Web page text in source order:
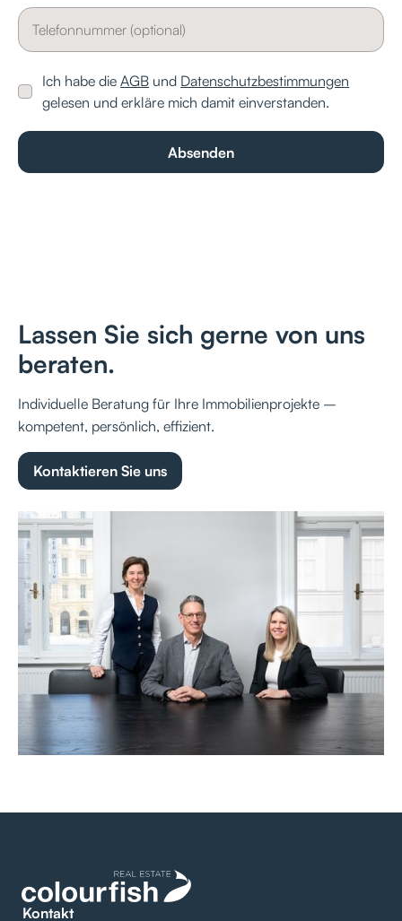
Ich habe dieAGB und Datenschutzbestimmungen
gelesen und erkläre mich damit einverstanden.
Lassen Sie sich gerne von uns
beraten.
Individuelle Beratung für Ihre Immobilienprojekte –
kompetent, persönlich, effizient.
Kontaktieren Sie uns
Kontakt